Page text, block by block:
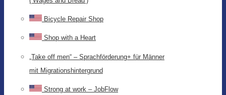
Bicycle Repair Shop
Shop with a Heart
„Take off men“ – Sprachförderung+ für Männer
mit Migrationshintergrund
Strong at work – JobFlow